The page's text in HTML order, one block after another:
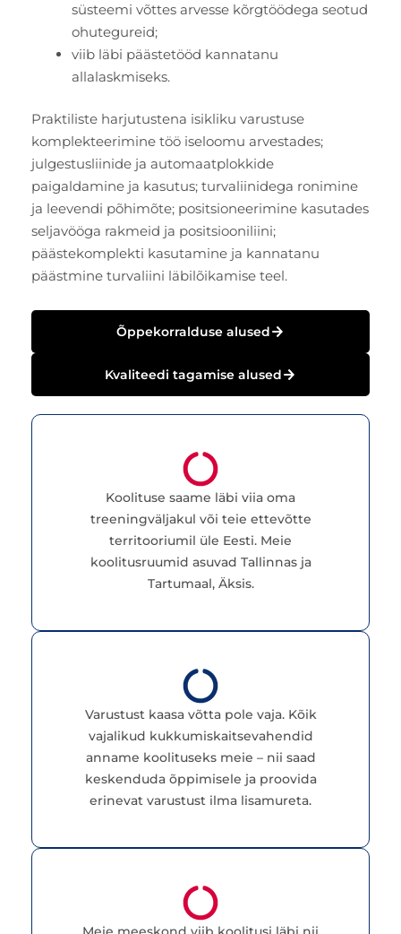
süsteemi võttes arvesse kõrgtöödega seotud
ohutegureid;
viib läbi päästetööd kannatanu
allalaskmiseks.
Praktiliste harjutustena isikliku varustuse
komplekteerimine töö iseloomu arvestades;
julgestusliinide ja automaatplokkide
paigaldamine ja kasutus; turvaliinidega ronimine
ja leevendi põhimõte; positsioneerimine kasutades
seljavööga rakmeid ja positsiooniliini;
päästekomplekti kasutamine ja kannatanu
päästmine turvaliini läbilõikamise teel.
Õppekorralduse alused
Kvaliteedi tagamise alused
Koolituse saame läbi viia oma
treeningväljakul või teie ettevõtte
territooriumil üle Eesti. Meie
koolitusruumid asuvad Tallinnas ja
Tartumaal, Äksis.
Varustust kaasa võtta pole vaja. Kõik
vajalikud kukkumiskaitsevahendid
anname koolituseks meie – nii saad
keskenduda õppimisele ja proovida
erinevat varustust ilma lisamureta.